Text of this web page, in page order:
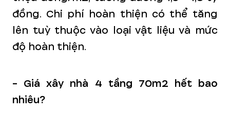
đồng. Chi phí hoàn thiện có thể tăng
lên tuỳ thuộc vào loại vật liệu và mức
độ hoàn thiện.
- Giá xây nhà 4 tầng 70m2 hết bao
nhiêu?